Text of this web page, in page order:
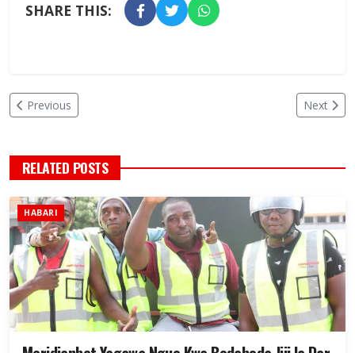
SHARE THIS:
Previous Next
RELATED POSTS
HABARI